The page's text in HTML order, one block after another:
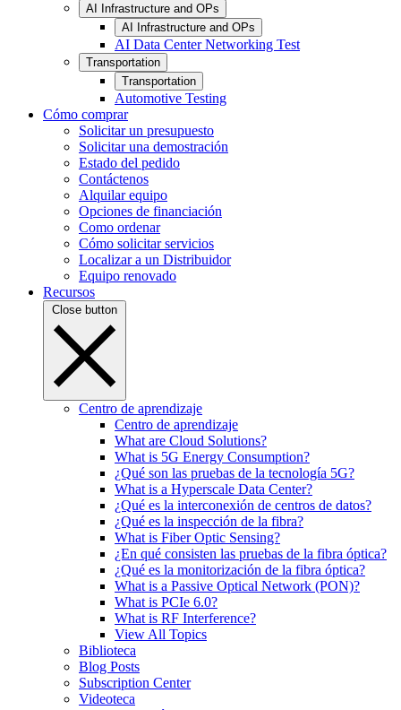
AI Infrastructure and OPs
AI Infrastructure and OPs
AI Data Center Networking Test
Transportation
Transportation
Automotive Testing
Cómo comprar
Solicitar un presupuesto
Solicitar una demostración
Estado del pedido
Contáctenos
Alquilar equipo
Opciones de financiación
Como ordenar
Cómo solicitar servicios
Localizar a un Distribuidor
Equipo renovado
Recursos
Close button
Centro de aprendizaje
Centro de aprendizaje
What are Cloud Solutions?
What is 5G Energy Consumption?
¿Qué son las pruebas de la tecnología 5G?
What is a Hyperscale Data Center?
¿Qué es la interconexión de centros de datos?
¿Qué es la inspección de la fibra?
What is Fiber Optic Sensing?
¿En qué consisten las pruebas de la fibra óptica?
¿Qué es la monitorización de la fibra óptica?
What is a Passive Optical Network (PON)?
What is PCIe 6.0?
What is RF Interference?
View All Topics
Biblioteca
Blog Posts
Subscription Center
Videoteca